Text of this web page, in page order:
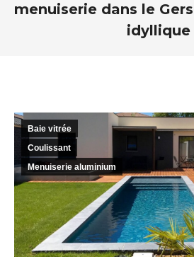
menuiserie dans le
idyllique
Baie vitrée
Coulissant
Menuiserie aluminium